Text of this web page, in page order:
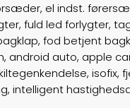
Lasteevne
Trækhjul
ABS bremser
el indst.
fuld led forlygter,
fod betjent
android auto, apple
isofix,
intelligent